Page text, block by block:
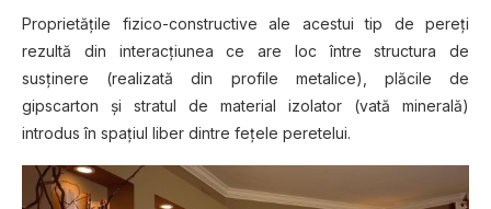
Proprietăţile fizico-constructive ale acestui tip de pereţi
rezultă din interacţiunea ce are loc între structura de
susţinere (realizată din profile metalice), plăcile de
gipscarton şi stratul de material izolator (vată minerală)
introdus în spaţiul liber dintre feţele peretelui.